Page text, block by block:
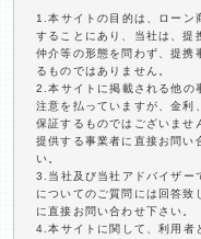
1.本サイトの目的は、ローン
することにあり、当社は、提
仲介等の形態を問わず、提携
るものではありません。
2.本サイトに掲載される他の
注意を払っていますが、金利
保証するものではございませ
提供する事業者に直接お問い
い。
3.当社及び当社アドバイザー
についてのご質問には回答致
に直接お問い合わせ下さい。
4.本サイトに関して、利用者